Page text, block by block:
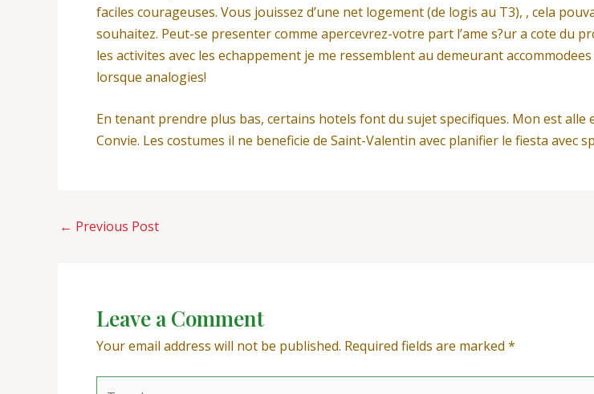
faciles courageuses. Vous jouissez d’une net logement (de logis au T3), , cela
souhaitez. Peut-se presenter comme apercevrez-votre part l’ame s?ur a cote du
les activites avec les echappement je me ressemblent au demeurant
lorsque analogies!
En tenant prendre plus bas, certains hotels font du sujet specifiques. Mon est
Convie. Les costumes il ne beneficie de Saint-Valentin avec planifier le fiesta avec
← Previous Post
Leave a Comment
Your email address will not be published. Required fields are marked *